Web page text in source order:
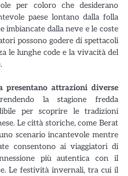
per coloro che desiderano
paese lontano dalla folla
imbiancate dalla neve e le coste
possono godere di spettacoli
le lunghe code e la vivacità del
attrazioni diverse
la stagione fredda
per scoprire le tradizioni
Le città storiche, come Berat
scenario incantevole mentre
consentono ai viaggiatori di
più autentica con il
Le festività invernali, tra cui il